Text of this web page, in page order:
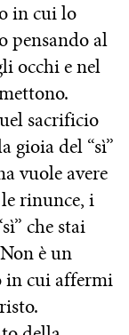
in cui lo
pensando al
occhi e nel
sacrificio
gioia del “sì”
vuole avere
rinunce, i
che stai
è un
in cui affermi